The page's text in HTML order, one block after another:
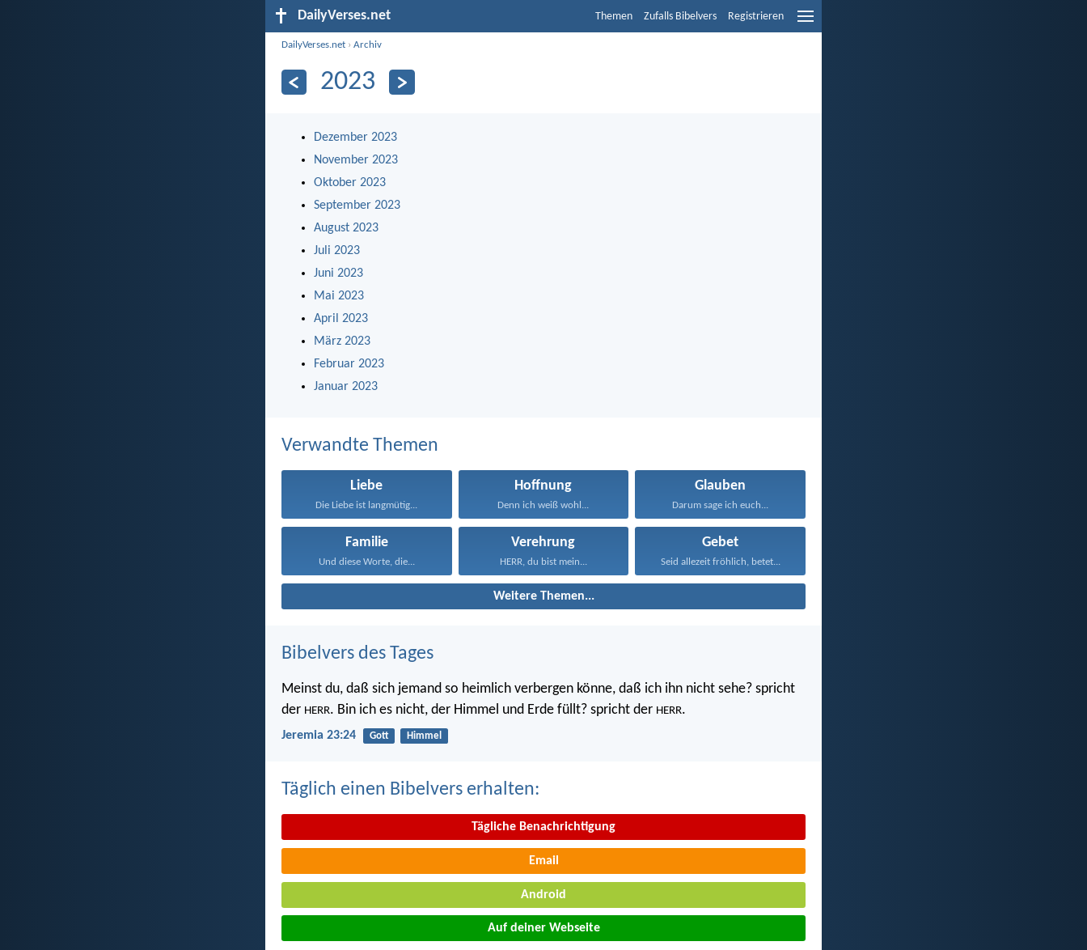
DailyVerses.net Themen Zufalls Bibelvers Registrieren
DailyVerses.net ›Archiv
2023
Dezember 2023
November 2023
Oktober 2023
September 2023
August 2023
Juli 2023
Juni 2023
Mai 2023
April 2023
März 2023
Februar 2023
Januar 2023
Verwandte Themen
Liebe
Die Liebe ist langmütig...
Hoffnung
Denn ich weiß wohl...
Glauben
Darum sage ich euch...
Familie
Und diese Worte, die...
Verehrung
HERR, du bist mein...
Gebet
Seid allezeit fröhlich, betet...
Weitere Themen...
Bibelvers des Tages
Meinst du, daß sich jemand so heimlich verbergen könne, daß ich ihn nicht sehe? spricht
der HERR. Bin ich es nicht, der Himmel und Erde füllt? spricht der HERR.
Jeremia 23:24 Gott Himmel
Täglich einen Bibelvers erhalten:
Tägliche Benachrichtigung
Email
Android
Auf deiner Webseite